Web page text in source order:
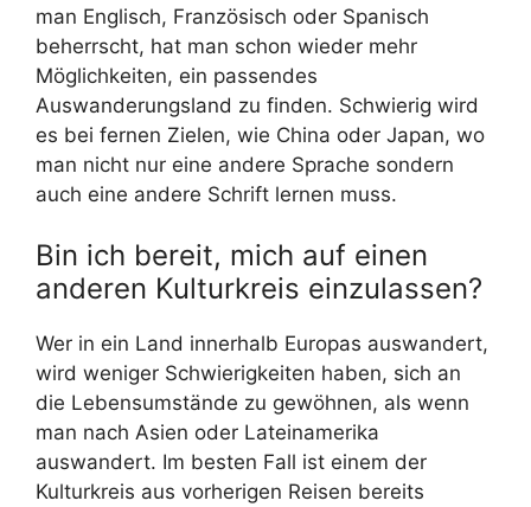
man Englisch, Französisch oder Spanisch
beherrscht, hat man schon wieder mehr
Möglichkeiten, ein passendes
Auswanderungsland zu finden. Schwierig wird
es bei fernen Zielen, wie China oder Japan, wo
man nicht nur eine andere Sprache sondern
auch eine andere Schrift lernen muss.
Bin ich bereit, mich auf einen
anderen Kulturkreis einzulassen?
Wer in ein Land innerhalb Europas auswandert,
wird weniger Schwierigkeiten haben, sich an
die Lebensumstände zu gewöhnen, als wenn
man nach Asien oder Lateinamerika
auswandert. Im besten Fall ist einem der
Kulturkreis aus vorherigen Reisen bereits